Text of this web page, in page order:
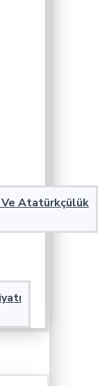
Ve Atatürkçülük